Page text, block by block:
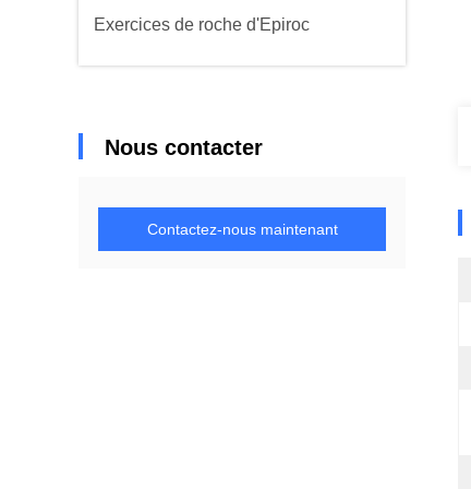
Exercices de roche d'Epiroc
Nous contacter
Contactez-nous maintenant